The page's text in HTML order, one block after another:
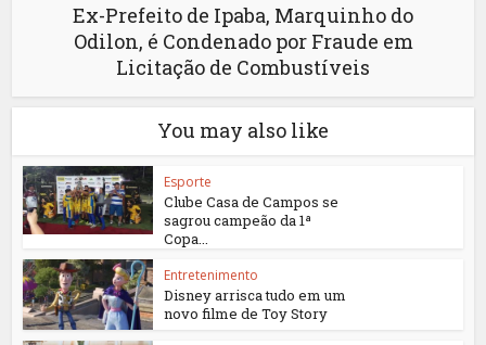
Ex-Prefeito de Ipaba, Marquinho do
Odilon, é Condenado por Fraude em
Licitação de Combustíveis
You may also like
Esporte
Clube Casa de Campos se
sagrou campeão da 1ª
Copa...
Entretenimento
Disney arrisca tudo em um
novo filme de Toy Story